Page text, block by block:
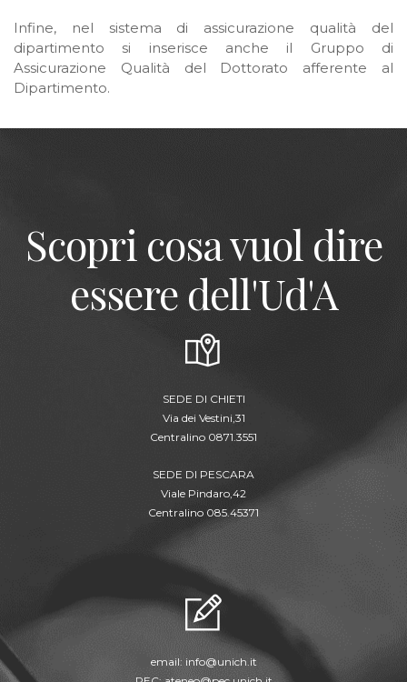
Infine, nel sistema di assicurazione qualità del
dipartimento si inserisce anche il Gruppo di
Assicurazione Qualità del Dottorato afferente al
Dipartimento.
Scopri cosa vuol dire
essere dell'Ud'A
SEDE DI CHIETI
Via dei Vestini,31
Centralino 0871.3551
SEDE DI PESCARA
Viale Pindaro,42
Centralino 085.45371
email: info@unich.it